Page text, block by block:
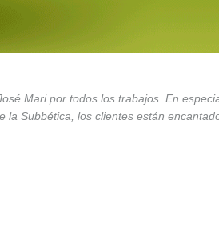
Mari por todos los trabajos. En
la Subbética, los clientes están